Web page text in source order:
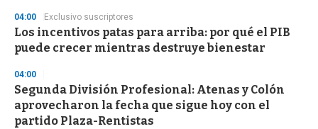
04:00 Exclusivo suscriptores
Los incentivos patas para arriba: por qué el PIB
puede crecer mientras destruye bienestar
04:00
Segunda División Profesional: Atenas y Colón
aprovecharon la fecha que sigue hoy con el
partido Plaza-Rentistas